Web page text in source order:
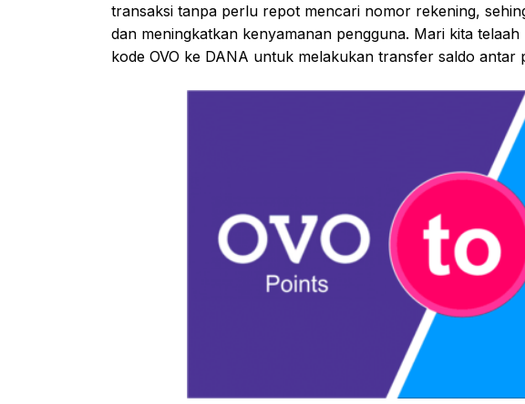
transaksi tanpa perlu repot mencari nomor rekening,
dan meningkatkan kenyamanan pengguna. Mari kita
kode OVO ke DANA untuk melakukan transfer saldo antar